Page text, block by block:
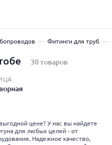
Фитинги для труб
30 товаров
цене? У нас вы найдете
для любых целей - от
Надежное качество,